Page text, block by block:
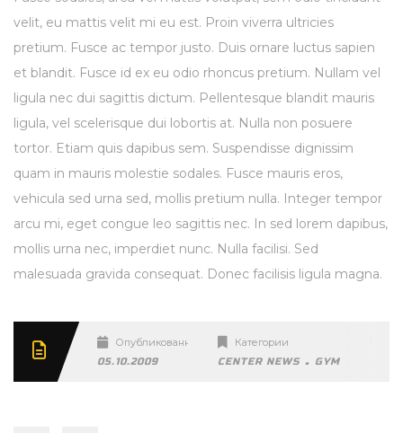
velit, eu mattis velit mi eu est. Proin viverra ultricies
pretium. Fusce ac tempor justo. Duis ornare luctus sapien
et blandit. Fusce id ex eu odio rhoncus pretium. Nullam vel
ligula nec dui sagittis dictum. Pellentesque blandit mauris
ligula, vel scelerisque dui lobortis at. Nulla non posuere
tortor. Etiam quis dapibus sem. Suspendisse dignissim
quam in mauris molestie sodales. Fusce mauris eros,
vehicula sed urna sed, mollis pretium nulla. Integer tempor
arcu mi, eget congue leo sagittis nec. In sed lorem dapibus,
mollis urna nec, imperdiet nunc. Nulla facilisi. Sed
malesuada gravida consequat. Donec facilisis ligula magna.
Опубликованный
05.10.2009
Категории
CENTER NEWS . GYM